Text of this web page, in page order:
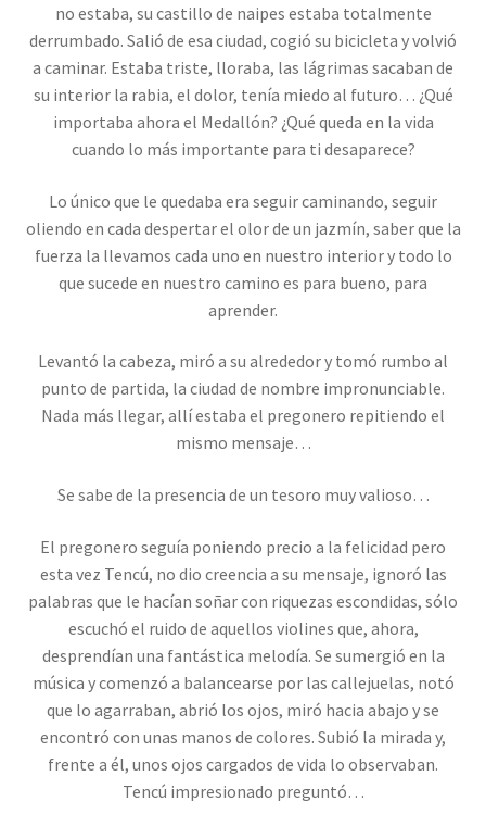
no estaba, su castillo de naipes estaba totalmente
derrumbado. Salió de esa ciudad, cogió su bicicleta y volvió
a caminar. Estaba triste, lloraba, las lágrimas sacaban de
su interior la rabia, el dolor, tenía miedo al futuro… ¿Qué
importaba ahora el Medallón? ¿Qué queda en la vida
cuando lo más importante para ti desaparece?
Lo único que le quedaba era seguir caminando, seguir
oliendo en cada despertar el olor de un jazmín, saber que la
fuerza la llevamos cada uno en nuestro interior y todo lo
que sucede en nuestro camino es para bueno, para
aprender.
Levantó la cabeza, miró a su alrededor y tomó rumbo al
punto de partida, la ciudad de nombre impronunciable.
Nada más llegar, allí estaba el pregonero repitiendo el
mismo mensaje…
Se sabe de la presencia de un tesoro muy valioso…
El pregonero seguía poniendo precio a la felicidad pero
esta vez Tencú, no dio creencia a su mensaje, ignoró las
palabras que le hacían soñar con riquezas escondidas, sólo
escuchó el ruido de aquellos violines que, ahora,
desprendían una fantástica melodía. Se sumergió en la
música y comenzó a balancearse por las callejuelas, notó
que lo agarraban, abrió los ojos, miró hacia abajo y se
encontró con unas manos de colores. Subió la mirada y,
frente a él, unos ojos cargados de vida lo observaban.
Tencú impresionado preguntó…